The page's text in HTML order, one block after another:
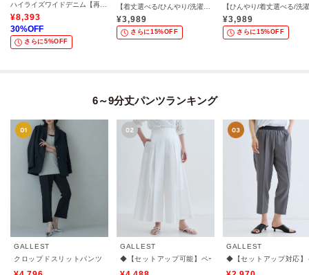
ハイライズワイドデニム【再入荷／マシンウォッシャブル】
¥8,393
30%OFF
さらに5%OFF
【着丈選べる/ひんやり/洗濯後しわになりにくい/UV】ストライプ柄ですっきり見え イージーワイドパンツ
¥3,989
さらに15%OFF
¥3,989
さらに15%OFF
6～9分丈パンツランキング
GALLEST
クロップドスリットパンツ
GALLEST
◆【セットアップ可能】ペーパーライクタックフレアパ
GALLEST
◆【セットアップ対応】